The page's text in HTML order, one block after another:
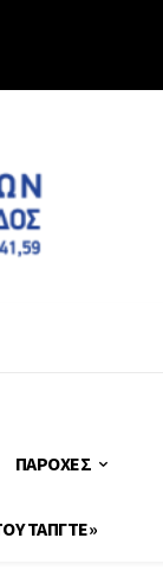
ΠΑΡΟΧΕΣ
ΤΑΠΓΤΕ»